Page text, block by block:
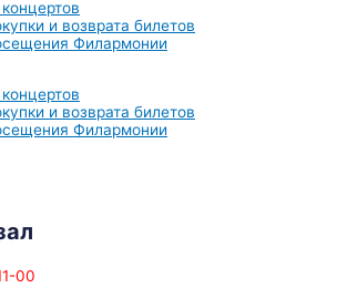
и возврата билетов
Филармонии
и возврата билетов
Филармонии
00